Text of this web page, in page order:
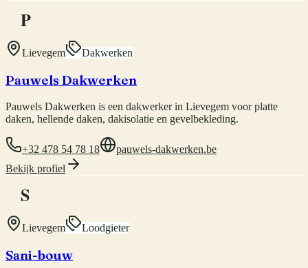
P
Lievegem Dakwerken
Pauwels Dakwerken
Pauwels Dakwerken is een dakwerker in Lievegem voor platte
daken, hellende daken, dakisolatie en gevelbekleding.
+32 478 54 78 18
pauwels-dakwerken.be
Bekijk profiel
S
Lievegem Loodgieter
Sani-bouw